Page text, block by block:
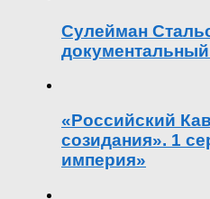
Сулейман
«Российский
созидания». 1
империя»